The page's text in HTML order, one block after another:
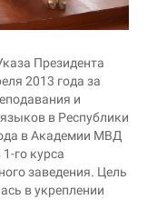
Президента
2013 года за
и
в Республики
в Академии МВД
го курса
заведения. Цель
в укреплении